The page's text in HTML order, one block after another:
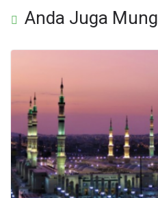
Anda Juga